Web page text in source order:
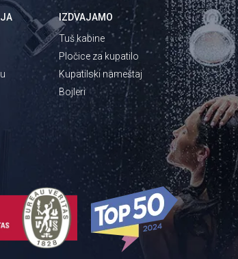
IZDVAJAMO
Tuš kabine
Pločice za kupatilo
Kupatilski nameštaj
Bojleri